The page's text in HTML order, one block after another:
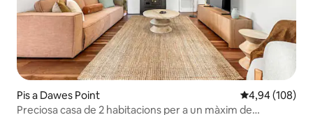
Pis a Dawes Point 4,94 de
4,94 (108)
Preciosa casa de 2 habitacions per a un màxim de